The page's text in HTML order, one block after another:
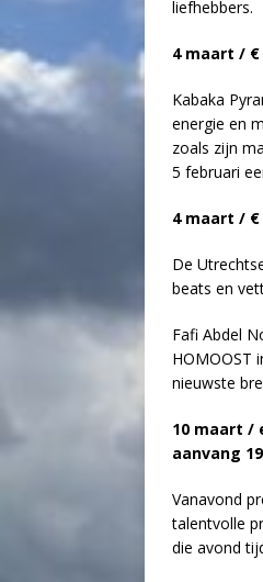
liefhebbers.
4 maart / €
Kabaka
energie en
zoals zijn
5 februari
4 maart / €
De
beats en
Fafi Abdel
HOMOOST
nieuwste
10 maart /
aanvang
Vanavond
talentvolle
die avond